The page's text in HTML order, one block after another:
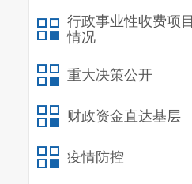
行政事业性收费项目
情况
重大决策公开
财政资金直达基层
疫情防控